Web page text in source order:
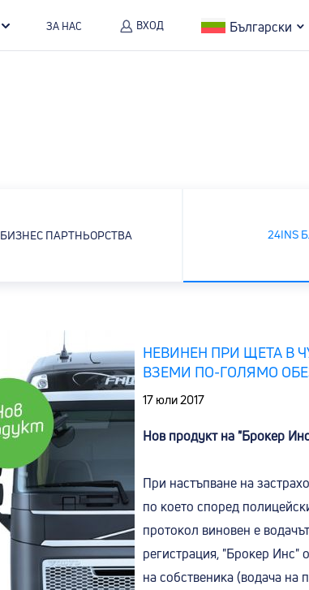
ЗА НАС ВХОД Български
БИЗНЕС ПАРТНЬОРСТВА 24INS
НЕВИНЕН ПРИ ЩЕТА В
ВЗЕМИ ПО-ГОЛЯМО
17 юли 2017
Нов продукт на "Брокер
При настъпване на
по което според
протокол виновен е
регистрация, "Брокер Инс"
на собственика (водача на